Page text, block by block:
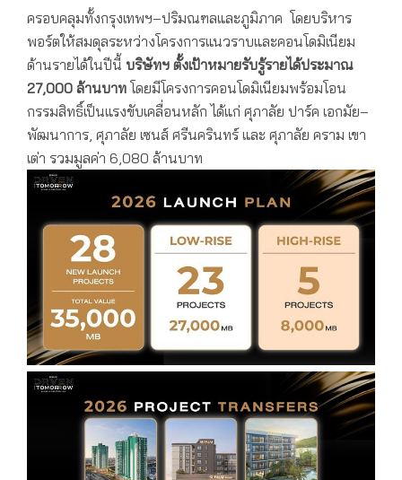
ครอบคลุมทั้งกรุงเทพฯ–ปริมณฑลและภูมิภาค โดยบริหาร
พอร์ตให้สมดุลระหว่างโครงการแนวราบและคอนโดมิเนียม
ด้านรายได้ในปีนี้ บริษัทฯ ตั้งเป้าหมายรับรู้รายได้ประมาณ
27,000 ล้านบาท โดยมีโครงการคอนโดมิเนียมพร้อมโอน
กรรมสิทธิ์เป็นแรงขับเคลื่อนหลัก ได้แก่ ศุภาลัย ปาร์ค เอกมัย–
พัฒนาการ ศุภาลัย เซนส์ ศรีนครินทร์ และ ศุภาลัย คราม เขา
เต่า รวมมูลค่า 6,080 ล้านบาท